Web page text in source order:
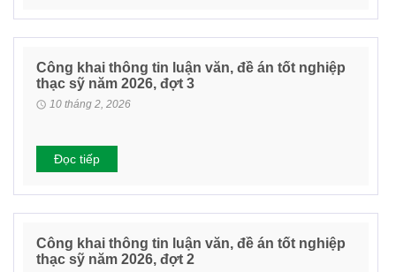
Công khai thông tin luận văn, đề án tốt nghiệp
thạc sỹ năm 2026, đợt 3
10 tháng 2, 2026
Đọc tiếp
Công khai thông tin luận văn, đề án tốt nghiệp
thạc sỹ năm 2026, đợt 2